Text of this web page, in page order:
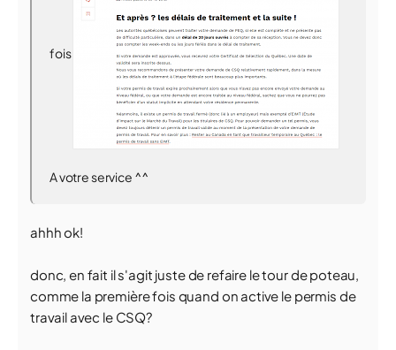
fois
A votre service ^^
ahhh ok!
donc, en fait il s'agit juste de refaire le tour de poteau,
comme la première fois quand on active le permis de
travail avec le CSQ?